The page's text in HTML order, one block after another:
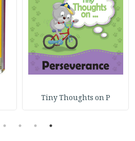
Tiny Thoughts on P
1
2
3
4